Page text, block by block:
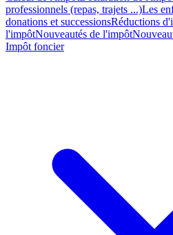
professionnels (repas, trajets ...)Les
donations et successionsRéductions
l'impôtNouveautés de l'impôt
Impôt foncier